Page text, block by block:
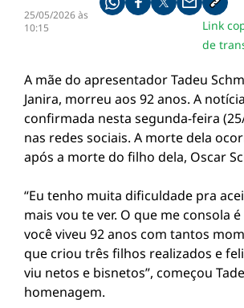
25/05/2026 às
10:15
Compartilhe pelo whatsapp
Compartilhar no
Compartilhar no
Link
de
A mãe do apresentador Tadeu
Janira, morreu aos 92 anos. A
confirmada nesta segunda-feira
nas redes sociais. A morte dela
após a morte do filho dela, Oscar
“Eu tenho muita dificuldade pra
mais vou te ver. O que me consola
você viveu 92 anos com tantos
que criou três filhos realizados e
viu netos e bisnetos”, começou
homenagem.